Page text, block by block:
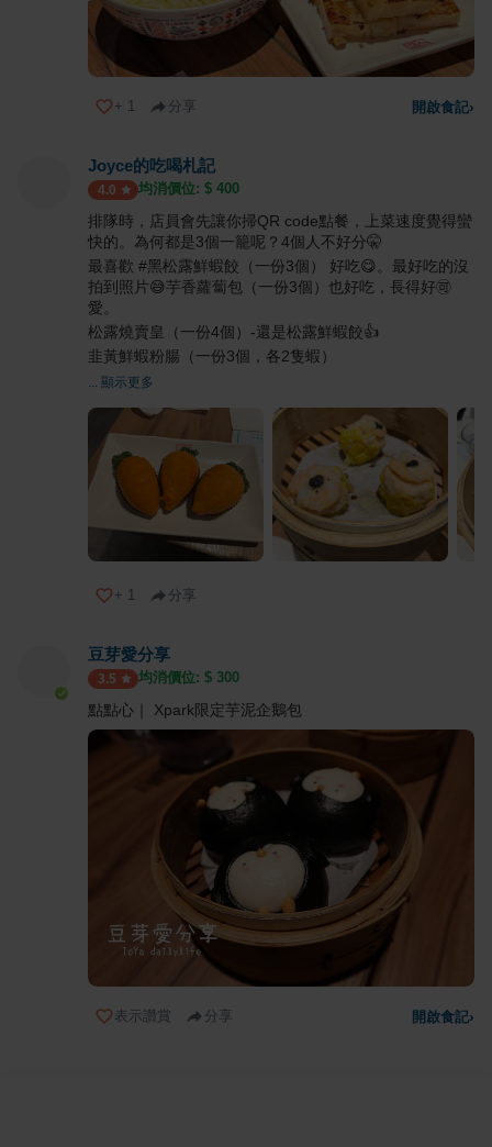
+ 1 分享 開啟食記›
Joyce的吃喝札記
4.0 均消價位: $ 400
排隊時，店員會先讓你掃QR code點餐，上菜速度覺得蠻
快的。為何都是3個一籠呢？4個人不好分🤫
最喜歡 #黑松露鮮蝦餃（一份3個） 好吃😋。最好吃的沒
拍到照片😅芋香蘿蔔包（一份3個）也好吃，長得好🉑
愛。
松露燒賣皇（一份4個）-還是松露鮮蝦餃👍
韭黃鮮蝦粉腸（一份3個，各2隻蝦）
... 顯示更多
+ 1 分享
豆芽愛分享
3.5 均消價位: $ 300
點點心｜ Xpark限定芋泥企鵝包
表示讚賞 分享 開啟食記›